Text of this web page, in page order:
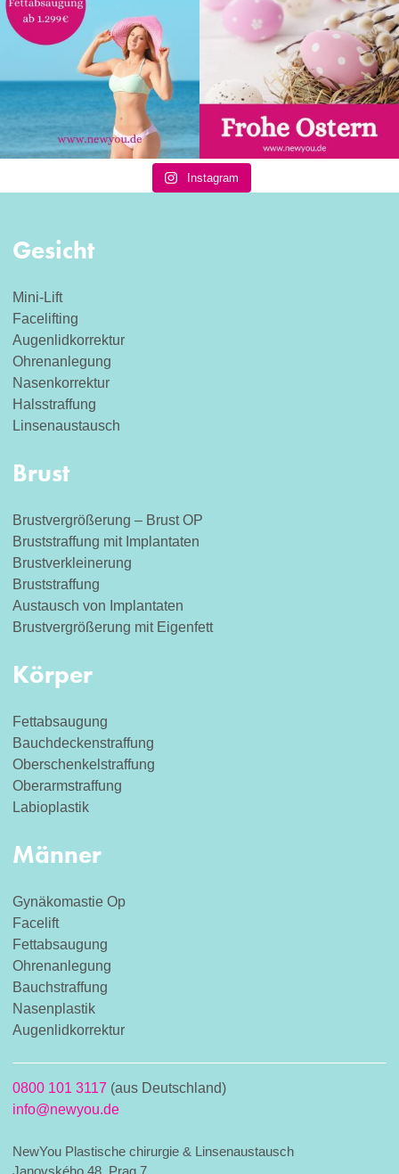
Instagram
Gesicht
Mini-Lift
Facelifting
Augenlidkorrektur
Ohrenanlegung
Nasenkorrektur
Halsstraffung
Linsenaustausch
Brust
Brustvergrößerung – Brust OP
Bruststraffung mit Implantaten
Brustverkleinerung
Bruststraffung
Austausch von Implantaten
Brustvergrößerung mit Eigenfett
Körper
Fettabsaugung
Bauchdeckenstraffung
Oberschenkelstraffung
Oberarmstraffung
Labioplastik
Männer
Gynäkomastie Op
Facelift
Fettabsaugung
Ohrenanlegung
Bauchstraffung
Nasenplastik
Augenlidkorrektur
0800 101 3117 (aus Deutschland)
info@newyou.de
NewYou Plastische chirurgie & Linsenaustausch
Janovského 48, Prag 7,